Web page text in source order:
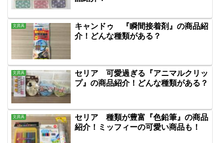
文房具
キャンドゥ 『瞬間接着剤』の商品紹
介！どんな種類がある？
文房具
セリア 可愛過ぎる『アニマルクリッ
プ』の商品紹介！どんな種類がある？
文房具
セリア 種類が豊富『色鉛筆』の商品
紹介！ミッフィーの可愛い商品も！